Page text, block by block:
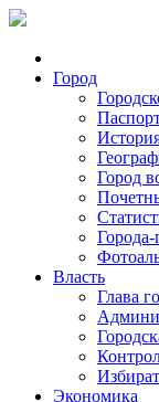
Город
Город
Власть
Глава
Экономика